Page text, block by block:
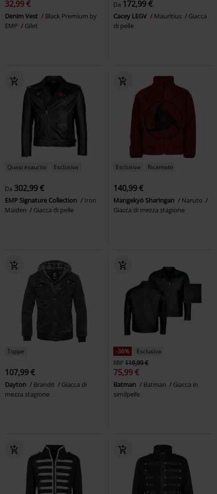
32,99 €
Denim Vest
Black Premium by
EMP
Gilet
Da 172,99 €
Cacey LEGV Mauritius
Giacca
di pelle
Quasi esaurito Esclusiva
Da 302,99 €
EMP Signature Collection
Iron
Maiden
Giacca di pelle
Esclusiva Ricamato
140,99 €
Mangekyō Sharingan
Naruto
Giacca di mezza stagione
Toppe
107,99 €
Dayton Brandit
Giacca di
mezza stagione
-36%
Esclusiva
RRP119,99 €
75,99 €
Batman Batman
Giacca in
similpelle